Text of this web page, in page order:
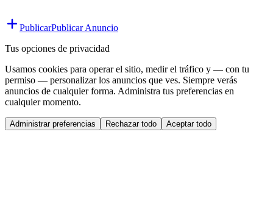
PublicarPublicar Anuncio
Tus opciones de privacidad
Usamos cookies para operar el sitio, medir el tráfico y — con tu
permiso — personalizar los anuncios que ves. Siempre verás
anuncios de cualquier forma. Administra tus preferencias en
cualquier momento.
Administrar preferencias Rechazar todo Aceptar todo